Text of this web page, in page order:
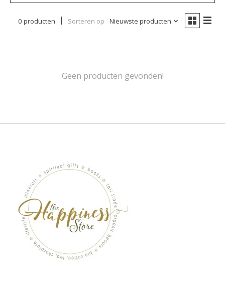
0 producten Sorteren op Nieuwste producten
Geen producten gevonden!